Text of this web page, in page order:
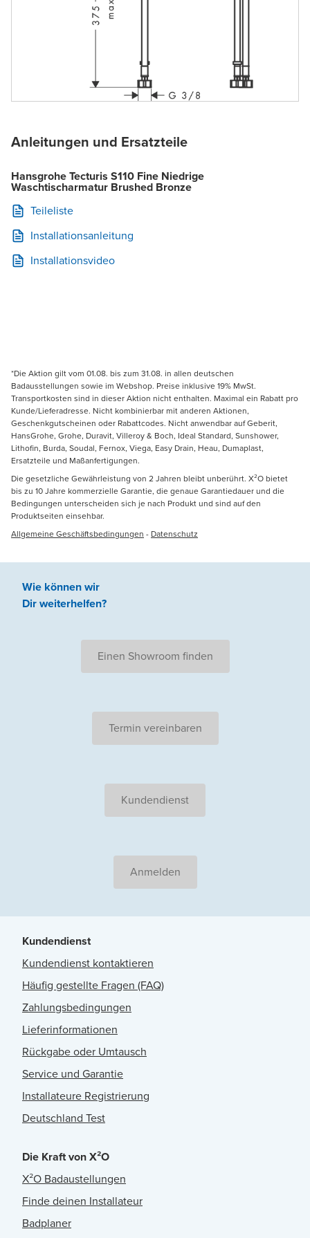
Anleitungen und Ersatzteile
Hansgrohe Tecturis S110 Fine Niedrige
Waschtischarmatur Brushed Bronze
Teileliste
Installationsanleitung
Installationsvideo
*Die Aktion gilt vom 01.08. bis zum 31.08. in allen deutschen
Badausstellungen sowie im Webshop. Preise inklusive 19% MwSt.
Transportkosten sind in dieser Aktion nicht enthalten. Maximal ein Rabatt pro
Kunde/Lieferadresse. Nicht kombinierbar mit anderen Aktionen,
Geschenkgutscheinen oder Rabattcodes. Nicht anwendbar auf Geberit,
HansGrohe, Grohe, Duravit, Villeroy & Boch, Ideal Standard, Sunshower,
Lithofin, Burda, Soudal, Fernox, Viega, Easy Drain, Heau, Dumaplast,
Ersatzteile und Maßanfertigungen.
Die gesetzliche Gewährleistung von 2 Jahren bleibt unberührt. X²O bietet
bis zu 10 Jahre kommerzielle Garantie, die genaue Garantiedauer und die
Bedingungen unterscheiden sich je nach Produkt und sind auf den
Produktseiten einsehbar.
Allgemeine Geschäftsbedingungen - Datenschutz
Wie können wir
Dir weiterhelfen?
Einen Showroom finden
Termin vereinbaren
Kundendienst
Anmelden
Kundendienst
Kundendienst kontaktieren
Häufig gestellte Fragen (FAQ)
Zahlungsbedingungen
Lieferinformationen
Rückgabe oder Umtausch
Service und Garantie
Installateure Registrierung
Deutschland Test
Die Kraft von X²O
X²O Badaustellungen
Finde deinen Installateur
Badplaner